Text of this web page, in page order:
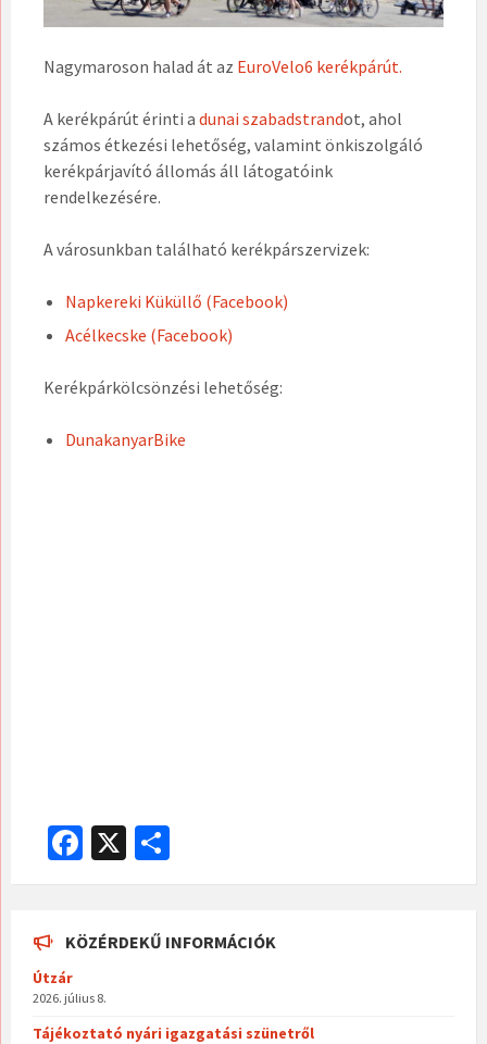
Nagymaroson halad át az EuroVelo6 kerékpárút.
A kerékpárút érinti a dunai szabadstrandot, ahol
számos étkezési lehetőség, valamint önkiszolgáló
kerékpárjavító állomás áll látogatóink
rendelkezésére.
A városunkban található kerékpárszervizek:
Napkereki Küküllő (Facebook)
Acélkecske (Facebook)
Kerékpárkölcsönzési lehetőség:
DunakanyarBike
Fa
ce
o
o
k
X
ss
m
KÖZÉRDEKŰ INFORMÁCIÓK
Útzár
2026. július 8.
Tájékoztató nyári igazgatási szünetről